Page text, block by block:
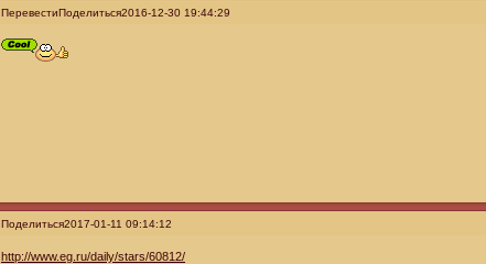
ПеревестиПоделиться2016-12-30 19:44:29
Поделиться2017-01-11 09:14:12
http://www.eg.ru/daily/stars/60812/